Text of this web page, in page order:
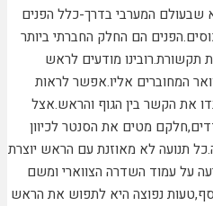
שבעולם המערבי בדרך-כלל הפנים
הם החלק החברתי ביותר
תקשורת.רובינו מודעים לראש
המחוברים אליו.אפשר לראות
את הקשר בין הגוף והראש.אצל
מטים את הסנטר לכיוון
תנועה לא מאוזנת עם הראש יוצרת
על עמוד השדרה הצווארי ומשם
נפוצה היא לתפוש את הראש